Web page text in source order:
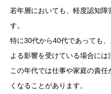
若年層においても、軽度認知障
す。
特に30代から40代であっても
よる影響を受けている場合には
この年代では仕事や家庭の責
くなることがあります。